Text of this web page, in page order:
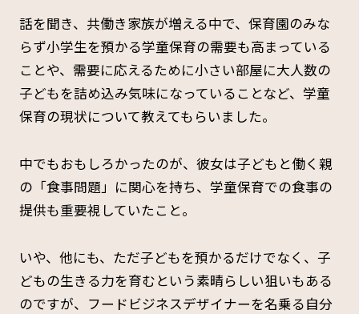
話を聞き、共働き家族が増える中で、保育園のみな
らず小学生を預かる学童保育の需要も高まっている
ことや、需要に応えるために小さい部屋に大人数の
子どもを詰め込み気味になっていることなど、学童
保育の現状について教えてもらいました。
中でもおもしろかったのが、彼女は子どもと働く親
の「食事問題」に関心を持ち、学童保育での食事の
提供も重要視していたこと。
いや、他にも、ただ子どもを預かるだけでなく、子
どもの生きる力を育むという素晴らしい狙いもある
のですが、フードビジネスデザイナーを名乗る自分